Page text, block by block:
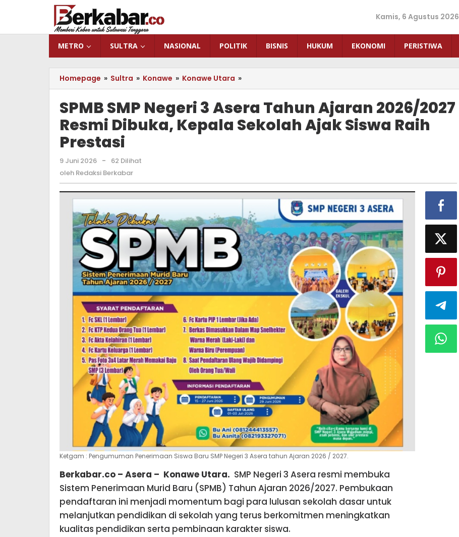
Kamis, 6 Agustus 2026
METRO SULTRA NASIONAL POLITIK BISNIS HUKUM EKONOMI PERISTIWA
Homepage » Sultra » Konawe » Konawe Utara »
SMP
3
Asera
Tahun
Kepala
Sekolah
Siswa
Raih
Prestasi
SPMB SMP Negeri 3 Asera Tahun Ajaran 2026/2027
Resmi Dibuka, Kepala Sekolah Ajak Siswa Raih
Prestasi
9 Juni 2026 oleh
Redaksi
-
62 Dilihat
oleh Redaksi Berkabar
Ketgam : Pengumuman Penerimaan Siswa Baru SMP Negeri 3 Asera tahun Ajaran 2026 / 2027.
Berkabar.co – Asera – Konawe Utara. SMP Negeri 3 Asera resmi membuka
Sistem Penerimaan Murid Baru (SPMB) Tahun Ajaran 2026/2027. Pembukaan
pendaftaran ini menjadi momentum bagi para lulusan sekolah dasar untuk
melanjutkan pendidikan di sekolah yang terus berkomitmen meningkatkan
kualitas pendidikan serta pembinaan karakter siswa.